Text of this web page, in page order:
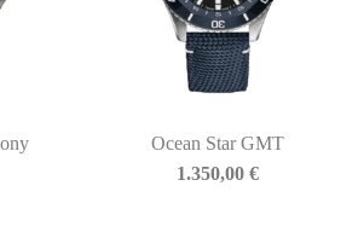
Ocean Star GMT
1.350,00€